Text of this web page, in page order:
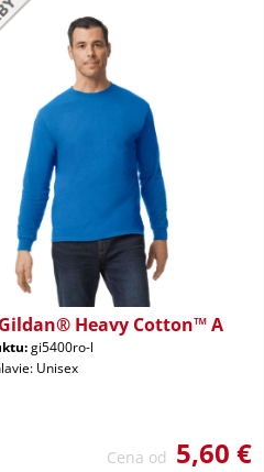
Heavy Cotton™ A
gi5400ro-l
Unisex
Cena od 5,60 €